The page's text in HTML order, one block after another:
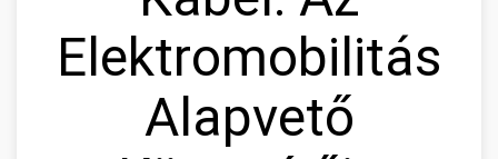
Elektromobilitás
Alapvető